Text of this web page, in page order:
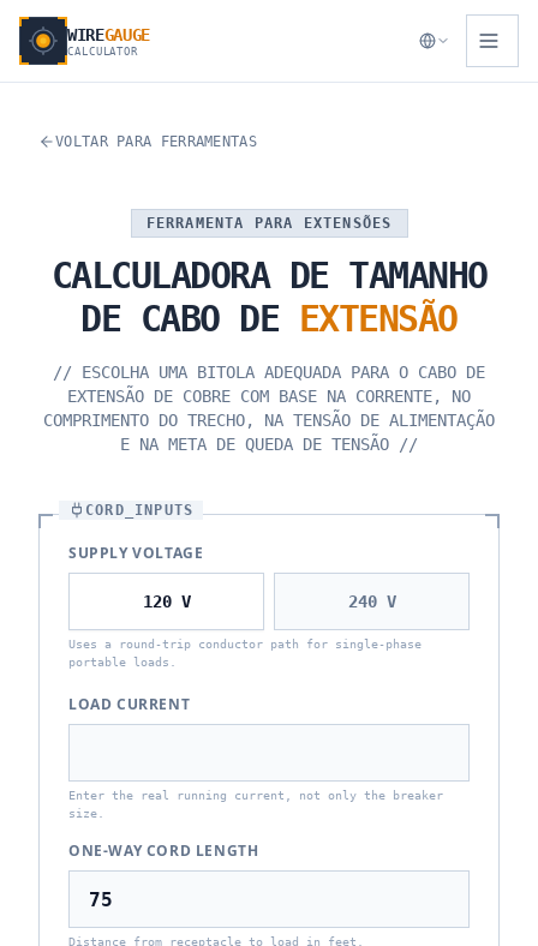
WIREGAUGE
CALCULATOR
VOLTAR PARA FERRAMENTAS
FERRAMENTA PARA EXTENSÕES
CALCULADORA DE TAMANHO
DE CABO DE EXTENSÃO
// ESCOLHA UMA BITOLA ADEQUADA PARA O CABO DE
EXTENSÃO DE COBRE COM BASE NA CORRENTE, NO
COMPRIMENTO DO TRECHO, NA TENSÃO DE ALIMENTAÇÃO
E NA META DE QUEDA DE TENSÃO //
CORD_INPUTS
SUPPLY VOLTAGE
120V 240V
Uses a round-trip conductor path for single-phase
portable loads.
LOAD CURRENT
Enter the real running current, not only the breaker
size.
ONE-WAY CORD LENGTH
Distance from receptacle to load in feet.